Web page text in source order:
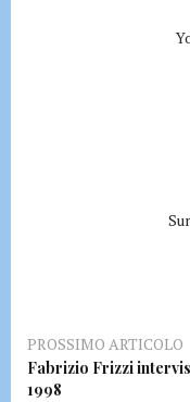
PROSSIMO ARTICOLO
Fabrizio Frizzi
1998